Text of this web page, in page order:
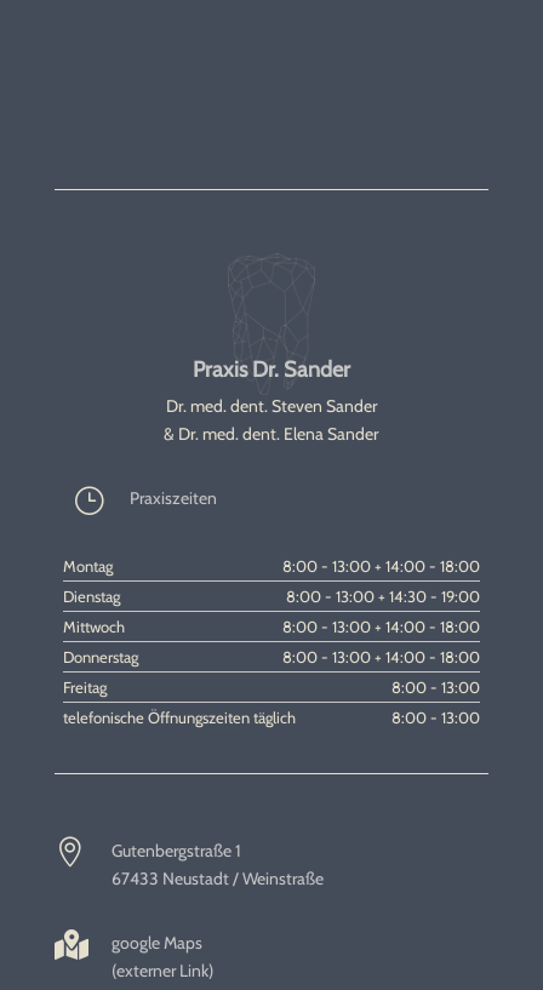
Praxis Dr. Sander
Dr. med. dent. Steven Sander
& Dr. med. dent. Elena Sander
} Praxiszeiten
Montag
8:00 - 13:00 + 14:00 - 18:00
Dienstag
8:00 - 13:00 + 14:30 - 19:00
Mittwoch
8:00 - 13:00 + 14:00 - 18:00
Donnerstag
8:00 - 13:00 + 14:00 - 18:00
Freitag
8:00 - 13:00
telefonische Öffnungszeiten täglich
8:00 - 13:00

Gutenbergstraße 1
67433 Neustadt / Weinstraße

google Maps
(externer Link)